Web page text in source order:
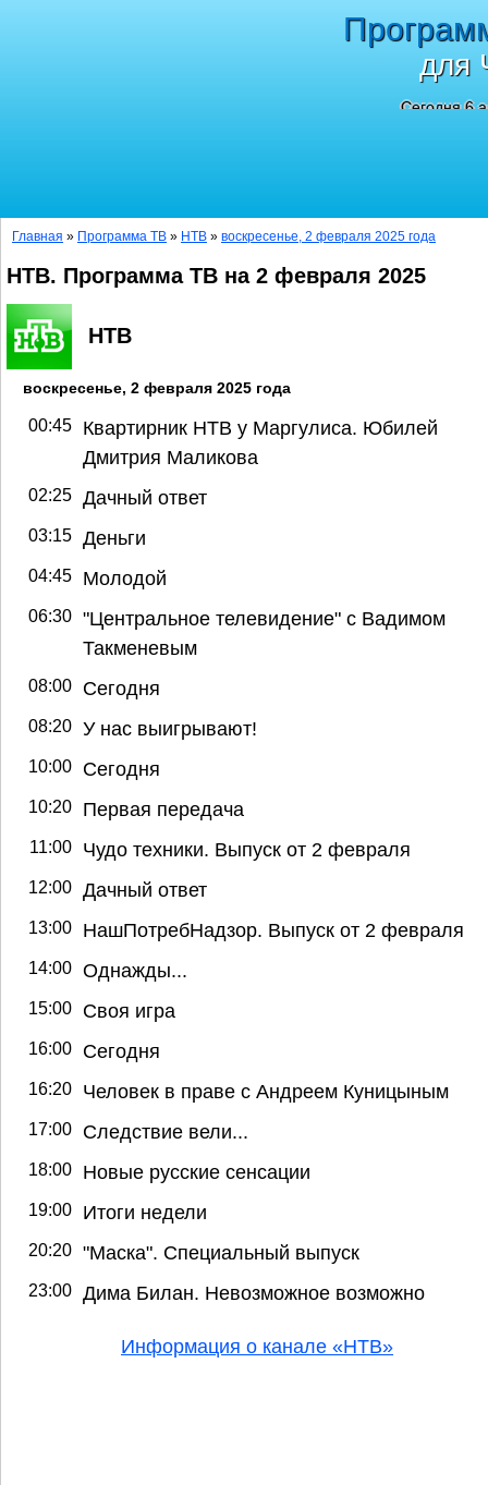
для
Сегодня 6
Главная » Программа ТВ » НТВ » воскресенье, 2 февраля 2025 года
НТВ. Программа ТВ на 2 февраля 2025
НТВ
воскресенье, 2 февраля 2025 года
00:45
Квартирник НТВ у Маргулиса. Юбилей
Дмитрия Маликова
02:25 Дачный ответ
03:15 Деньги
04:45 Молодой
06:30 "Центральное телевидение" с Вадимом
Такменевым
08:00 Сегодня
08:20 У нас выигрывают!
10:00 Сегодня
10:20 Первая передача
11:00 Чудо техники. Выпуск от 2 февраля
12:00 Дачный ответ
13:00 НашПотребНадзор. Выпуск от 2 февраля
14:00 Однажды...
15:00 Своя игра
16:00 Сегодня
16:20 Человек в праве с Андреем Куницыным
17:00 Следствие вели...
18:00 Новые русские сенсации
19:00 Итоги недели
20:20 "Маска". Специальный выпуск
23:00 Дима Билан. Невозможное возможно
Информация о канале «НТВ»